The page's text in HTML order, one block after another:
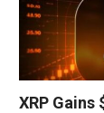
XRP Gains